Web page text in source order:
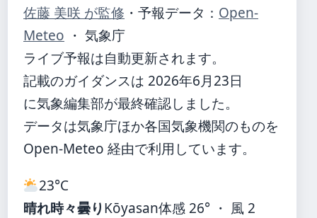
佐藤 美咲 が監修 ・ 予報データ： Open-
Meteo ・ 気象庁
ライブ予報は自動更新されます。
記載のガイダンスは 2026年6月23日
に気象編集部が最終確認しました。
データは気象庁ほか各国気象機関のものを
Open-Meteo 経由で利用しています。
23°C
晴れ時々曇りKōyasan体感 26° ・ 風 2